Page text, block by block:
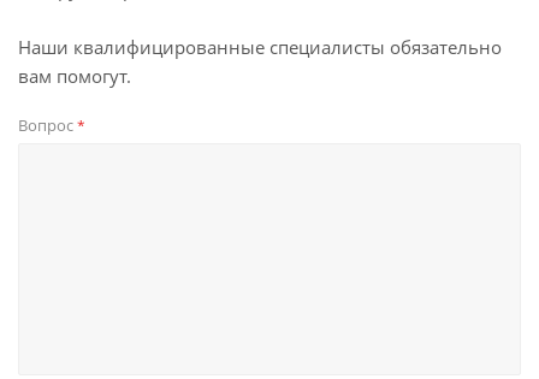
Наши квалифицированные специалисты обязательно
вам помогут.
Вопрос*